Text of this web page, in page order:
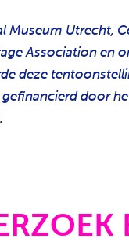
Museum Utrecht,
Association en
deze
door